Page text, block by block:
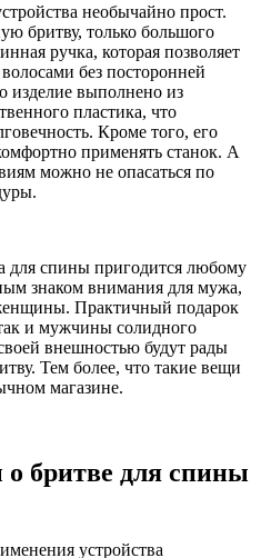
необычайно прост.
бритву, только большого
ручка, которая позволяет
без посторонней
изделие выполнено из
пластика, что
Кроме того, его
применять станок. А
можно не опасаться по
для спины пригодится любому
знаком внимания для мужа,
Практичный подарок
и мужчины солидного
внешностью будут рады
Тем более, что такие вещи
магазине.
бритве для спины
устройства